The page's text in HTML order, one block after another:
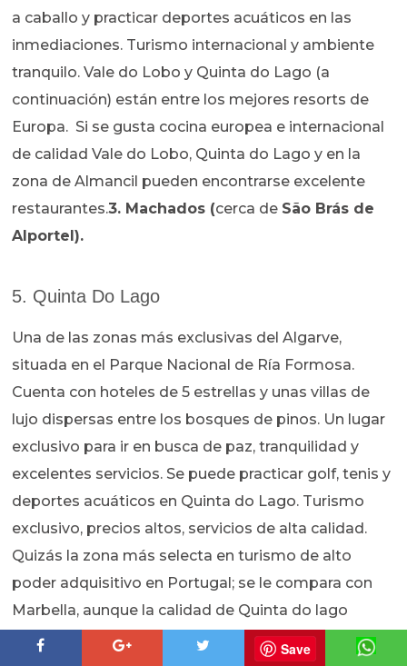
a caballo y practicar deportes acuáticos en las
inmediaciones. Turismo internacional y ambiente
tranquilo. Vale do Lobo y Quinta do Lago (a
continuación) están entre los mejores resorts de
Europa. Si se gusta cocina europea e internacional
de calidad Vale do Lobo, Quinta do Lago y en la
zona de Almancil pueden encontrarse excelente
restaurantes.3. Machados (cerca de São Brás de
Alportel).
5. Quinta Do Lago
Una de las zonas más exclusivas del Algarve,
situada en el Parque Nacional de Ría Formosa.
Cuenta con hoteles de 5 estrellas y unas villas de
lujo dispersas entre los bosques de pinos. Un lugar
exclusivo para ir en busca de paz, tranquilidad y
excelentes servicios. Se puede practicar golf, tenis y
deportes acuáticos en Quinta do Lago. Turismo
exclusivo, precios altos, servicios de alta calidad.
Quizás la zona más selecta en turismo de alto
poder adquisitivo en Portugal; se le compara con
Marbella, aunque la calidad de Quinta do lago
quizás sea bastante superior y el modelo distinto.
Save